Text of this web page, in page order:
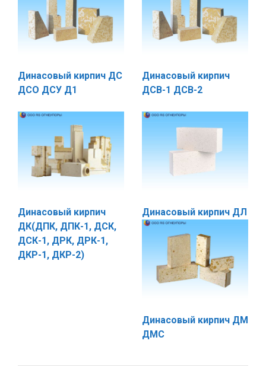
Динасовый кирпич ДС
ДСО ДСУ Д1
Динасовый кирпич
ДСВ-1 ДСВ-2
Динасовый кирпич
ДК(ДПК, ДПК-1, ДСК,
ДСК-1, ДРК, ДРК-1,
ДКР-1, ДКР-2)
Динасовый кирпич ДЛ
Динасовый кирпич ДМ
ДМС